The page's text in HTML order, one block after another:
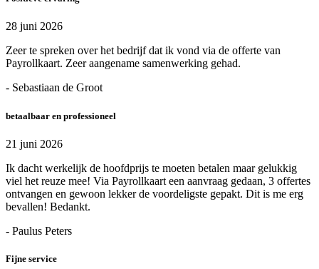
28 juni 2026
Zeer te spreken over het bedrijf dat ik vond via de offerte van
Payrollkaart. Zeer aangename samenwerking gehad.
- Sebastiaan de Groot
betaalbaar en professioneel
21 juni 2026
Ik dacht werkelijk de hoofdprijs te moeten betalen maar gelukkig
viel het reuze mee! Via Payrollkaart een aanvraag gedaan, 3 offertes
ontvangen en gewoon lekker de voordeligste gepakt. Dit is me erg
bevallen! Bedankt.
- Paulus Peters
Fijne service